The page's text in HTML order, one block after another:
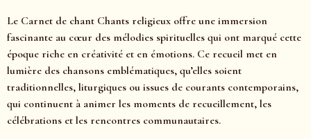
Le Carnet de chant Chants religieux offre une immersion
fascinante au cœur des mélodies spirituelles qui ont marqué cette
époque riche en créativité et en émotions. Ce recueil met en
lumière des chansons emblématiques, qu’elles soient
traditionnelles, liturgiques ou issues de courants contemporains,
qui continuent à animer les moments de recueillement, les
célébrations et les rencontres communautaires.